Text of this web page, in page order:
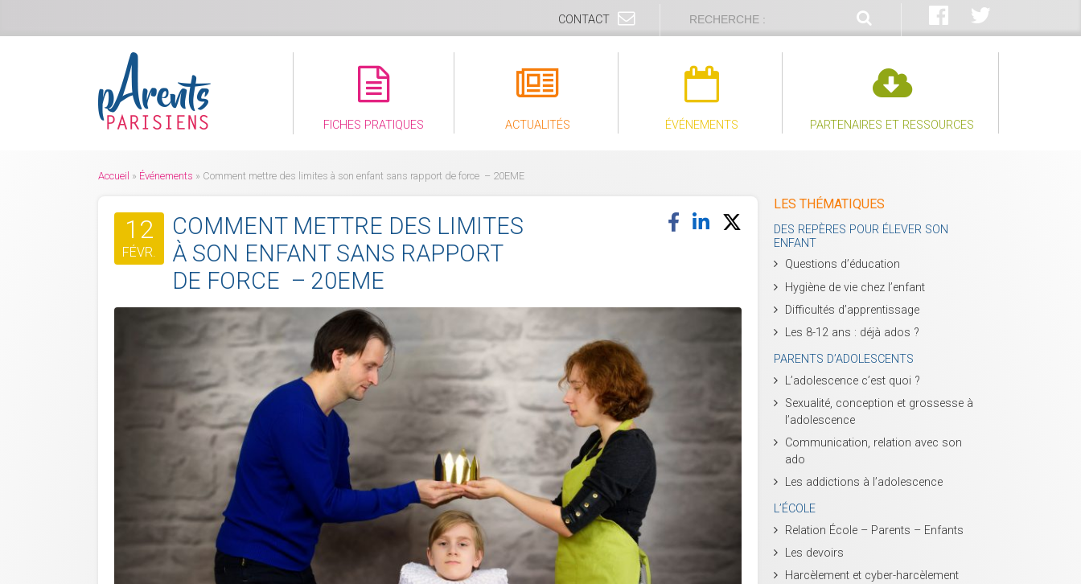
CONTACT
FICHES PRATIQUES ACTUALITÉS ÉVÉNEMENTS PARTENAIRES ET RESSOURCES
Accueil » Événements » Comment mettre des limites à son enfant sans rapport de force – 20EME
12
FÉVR.
COMMENT METTRE DES LIMITES
À SON ENFANT SANS RAPPORT
DE FORCE – 20EME
LES THÉMATIQUES
DES REPÈRES POUR ÉLEVER SON
ENFANT
Questions d’éducation
Hygiène de vie chez l’enfant
Difficultés d’apprentissage
Les 8-12 ans : déjà ados ?
PARENTS D’ADOLESCENTS
L’adolescence c’est quoi ?
Sexualité, conception et grossesse à
l’adolescence
Communication, relation avec son
ado
Les addictions à l’adolescence
L’ÉCOLE
Relation École – Parents – Enfants
Les devoirs
Harcèlement et cyber-harcèlement